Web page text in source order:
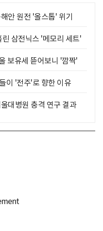
안 원전 '올스톱' 위기
삼전닉스 '메모리 세트'
보유세 뜯어보니 '깜짝'
이 '전주'로 향한 이유
대병원 충격 연구 결과